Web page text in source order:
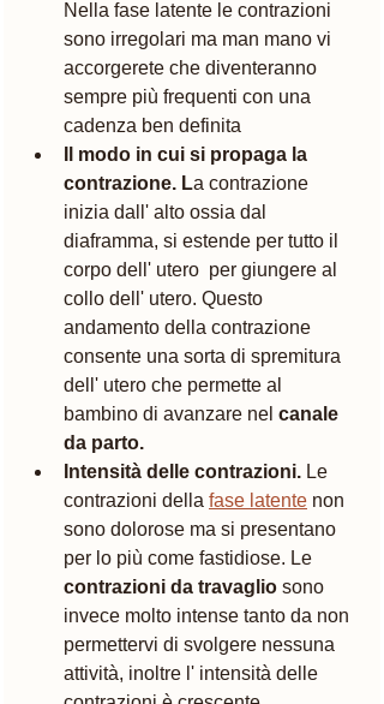
Nella fase latente le contrazioni
sono irregolari ma man mano vi
accorgerete che diventeranno
sempre più frequenti con una
cadenza ben definita
Il modo in cui si propaga la
contrazione. La contrazione
inizia dall' alto ossia dal
diaframma, si estende per tutto il
corpo dell' utero  per giungere al
collo dell' utero. Questo
andamento della contrazione
consente una sorta di spremitura
dell' utero che permette al
bambino di avanzare nel canale
da parto.
Intensità delle contrazioni. Le
contrazioni della fase latente non
sono dolorose ma si presentano
per lo più come fastidiose. Le
contrazioni da travaglio sono
invece molto intense tanto da non
permettervi di svolgere nessuna
attività, inoltre l' intensità delle